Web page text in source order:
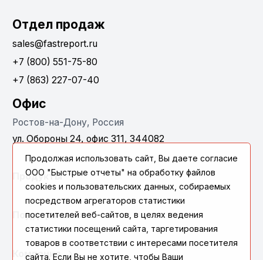
Отдел продаж
sales@fastreport.ru
+7 (800) 551-75-80
+7 (863) 227-07-40
Офис
Ростов-на-Дону, Россия
ул. Обороны 24, офис 311, 344082
Продукты
Поддержка
Компания
Продолжая использовать сайт, Вы даете согласие
ООО "Быстрые отчеты" на обработку файлов
cookies и пользовательских данных, собираемых
посредством агрегаторов статистики
посетителей веб-сайтов, в целях ведения
статистики посещений сайта, таргетирования
товаров в соответствии с интересами посетителя
сайта. Если Вы не хотите, чтобы Ваши